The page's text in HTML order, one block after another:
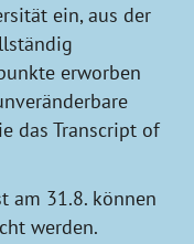
ein, aus der
erworben
das Transcript of
am 31.8. können
werden.